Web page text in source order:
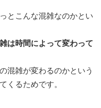
とこんな混雑なのかとい
は時間によって変わって
混雑が変わるのかという
くるためです。